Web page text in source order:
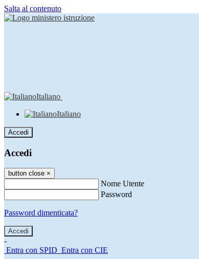
Salta al contenuto
Italiano
Italiano
Accedi
Accedi
button close ×
Nome Utente
Password
Password dimenticata?
-
Entra con SPID Entra con CIE